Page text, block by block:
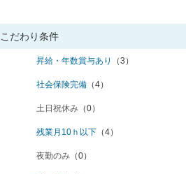
こだわり条件
昇給・年数賞与あり （3）
社会保険完備 （4）
土日祝休み （0）
残業月10ｈ以下 （4）
夜勤のみ （0）